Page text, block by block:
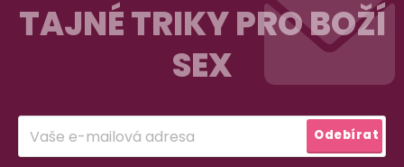
TAJNÉ TRIKY PRO BOŽÍ
SEX
Odebírat